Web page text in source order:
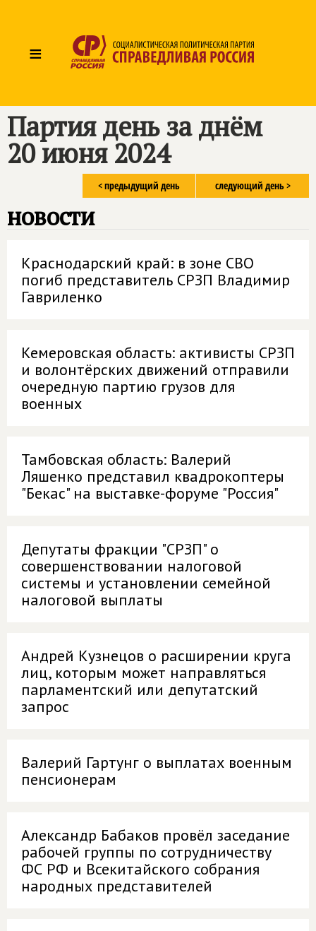
≡
Партия день за днём
20 июня 2024
следующий день >
< предыдущий день
новости
Краснодарский край: в зоне СВО
погиб представитель СРЗП Владимир
Гавриленко
Кемеровская область: активисты СРЗП
и волонтёрских движений отправили
очередную партию грузов для
военных
Тамбовская область: Валерий
Ляшенко представил квадрокоптеры
"Бекас" на выставке-форуме "Россия"
Депутаты фракции "СРЗП" о
совершенствовании налоговой
системы и установлении семейной
налоговой выплаты
Андрей Кузнецов о расширении круга
лиц, которым может направляться
парламентский или депутатский
запрос
Валерий Гартунг о выплатах военным
пенсионерам
Александр Бабаков провёл заседание
рабочей группы по сотрудничеству
ФС РФ и Всекитайского собрания
народных представителей